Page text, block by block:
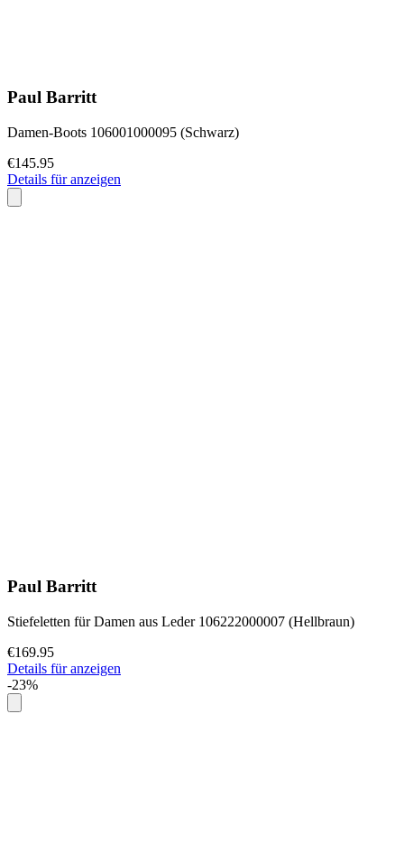
Paul Barritt
Damen-Boots 106001000095 (Schwarz)
€145.95
Details für anzeigen
Paul Barritt
Stiefeletten für Damen aus Leder 106222000007 (Hellbraun)
€169.95
Details für anzeigen
-23%